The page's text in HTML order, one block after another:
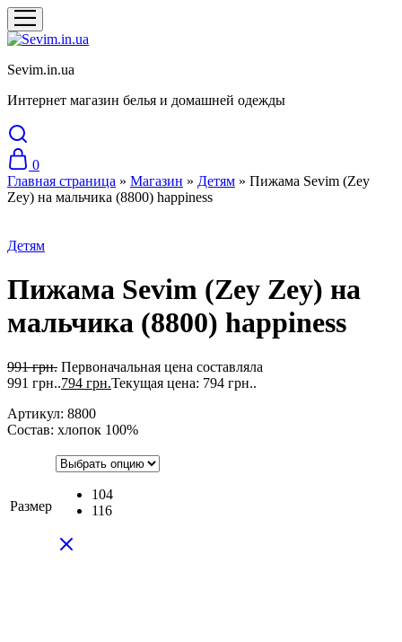
Sevim.in.ua
Интернет магазин белья и домашней одежды
0
Главная страница » Магазин » Детям » Пижама Sevim (Zey
Zey) на мальчика (8800) happiness
Детям
Пижама Sevim (Zey Zey) на
мальчика (8800) happiness
991грн. Первоначальная цена составляла
991 грн..794 грн.Текущая цена: 794 грн..
Артикул: 8800
Состав: хлопок 100%
Размер
104
116